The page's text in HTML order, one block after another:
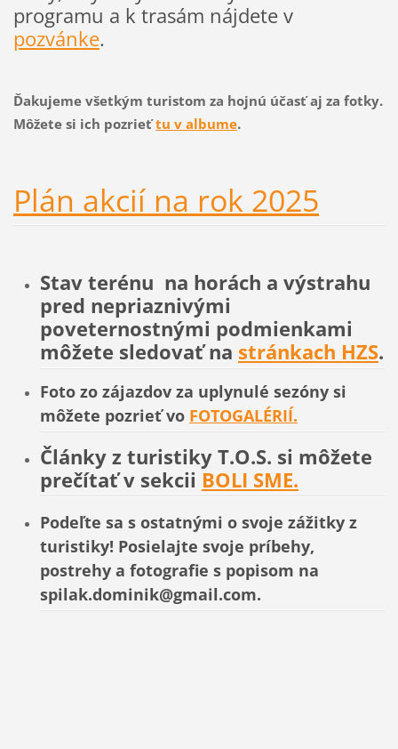
programu a k trasám nájdete v
pozvánke.
Ďakujeme všetkým turistom za hojnú účasť aj za fotky.
Môžete si ich pozrieťtu v albume.
Plán akcií na rok 2025
Stav terénu na horách a výstrahu
pred nepriaznivými
poveternostnými podmienkami
môžete sledovať na stránkach HZS.
Foto zo zájazdov za uplynulé sezóny si
môžete pozrieť vo FOTOGALÉRIÍ.
Články z turistiky T.O.S. si môžete
prečítať v sekcii BOLI SME.
Podeľte sa s ostatnými o svoje zážitky z
turistiky! Posielajte svoje príbehy,
postrehy a fotografie s popisom na
spilak.dominik@gmail.com.